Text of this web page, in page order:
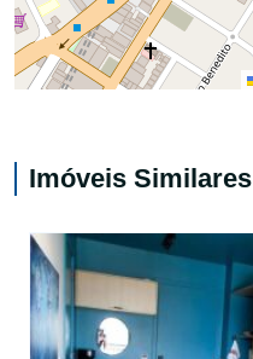
Imóveis Similares